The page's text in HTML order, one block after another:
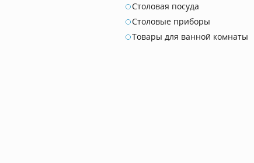
Столовая посуда
Столовые приборы
Товары для ванной комнаты